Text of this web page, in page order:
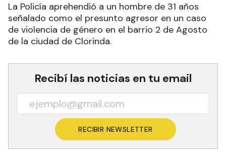
La Policía aprehendió a un hombre de 31 años
señalado como el presunto agresor en un caso
de violencia de género en el barrio 2 de Agosto
de la ciudad de Clorinda.
Recibí las noticias en tu email
RECIBIR NEWSLETTER